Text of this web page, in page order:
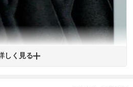
つきましては、形式および表示項目が異
施時点での診断結果となります。将来に
はありませんので、車両情報等の詳細は
。
しく見る